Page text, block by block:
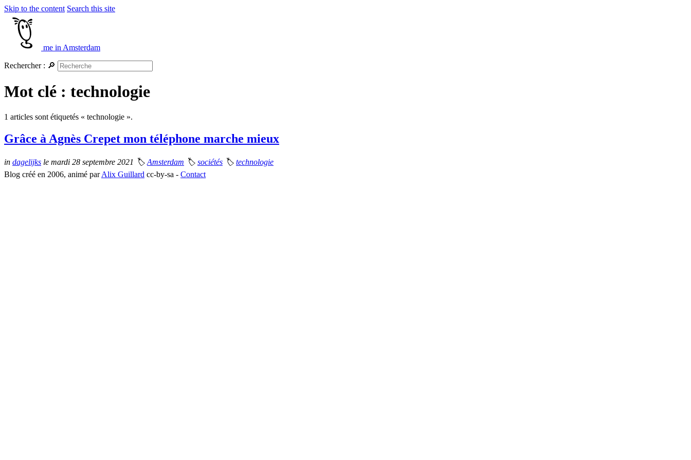
Skip to the content Search this site
me in Amsterdam
Rechercher : 🔎
Mot clé : technologie
1 articles sont étiquetés « technologie ».
Grâce à Agnès Crepet mon téléphone marche mieux
in dagelijks le mardi 28 septembre 2021 🏷 Amsterdam 🏷 sociétés 🏷 technologie
Blog créé en 2006, animé parAlix Guillard cc-by-sa - Contact